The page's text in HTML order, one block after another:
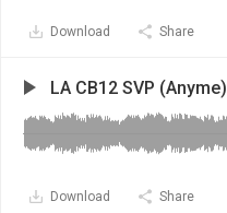
Download Share
LA CB12 SVP (Anyme)
Download Share